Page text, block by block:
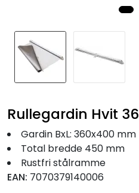
Rullegardin Hvit
Gardin BxL: 360x400 mm
Total bredde 450 mm
Rustfri stålramme
EAN: 7070379140006
Nyheter